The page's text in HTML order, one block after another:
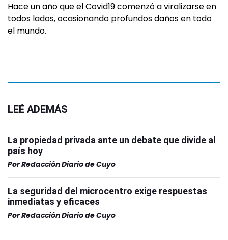
Hace un año que el Covid19 comenzó a viralizarse en
todos lados, ocasionando profundos daños en todo
el mundo.
LEÉ ADEMÁS
La propiedad privada ante un debate que divide al
país hoy
PorRedacción Diario de Cuyo
La seguridad del microcentro exige respuestas
inmediatas y eficaces
PorRedacción Diario de Cuyo